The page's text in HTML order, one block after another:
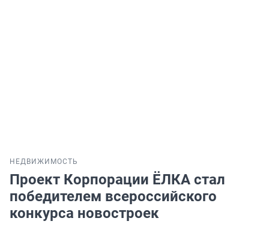
НЕДВИЖИМОСТЬ
Проект Корпорации ЁЛКА стал
победителем всероссийского
конкурса новостроек